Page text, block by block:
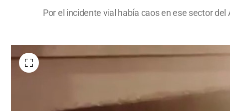
Por el incidente vial había caos en ese sector